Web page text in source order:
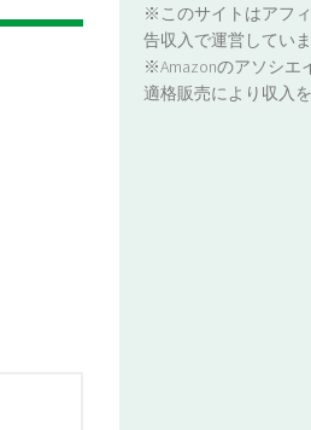
※このサイトはアフ
告収入で運営していま
※Amazonのアソシエ
適格販売により収入